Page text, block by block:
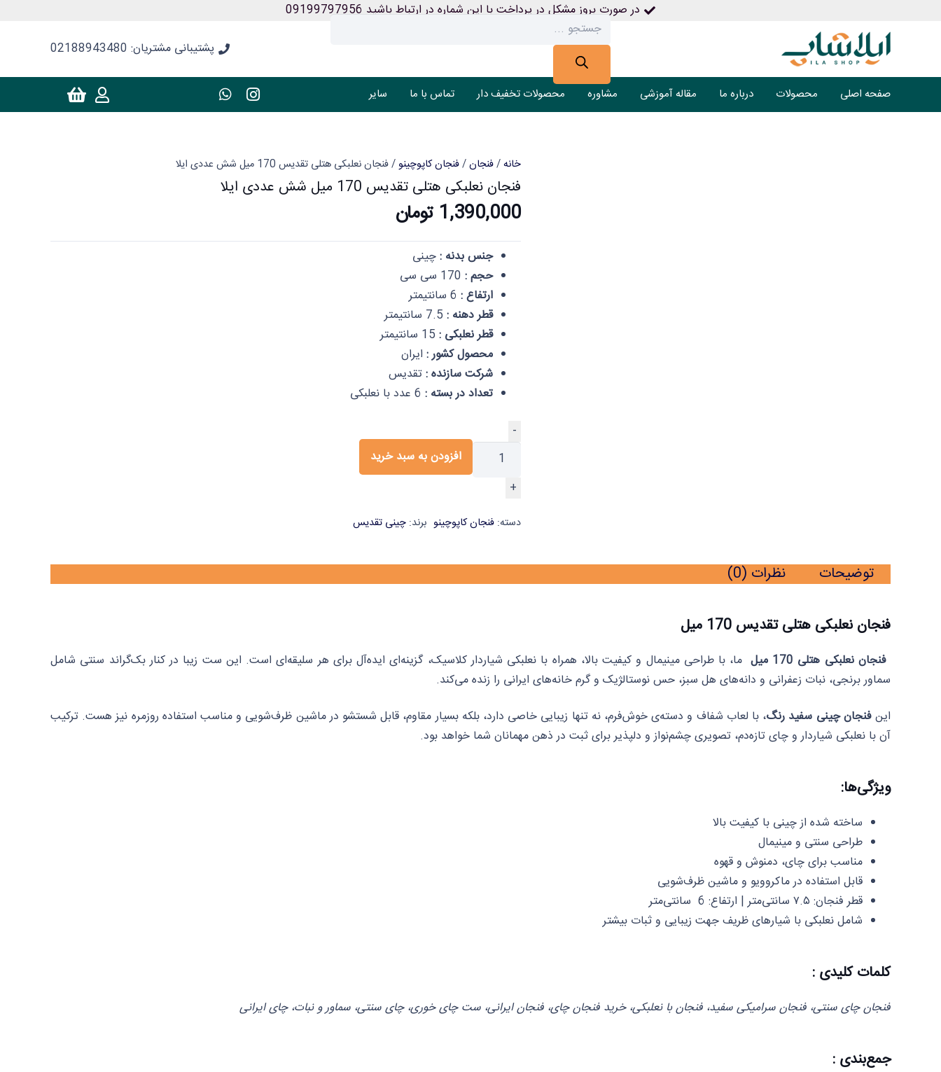
در صورت بروز مشکل در پرداخت با این شماره در ارتباط باشید 09199797956
Products
search
پشتیبانی مشتریان: 02188943480
صفحه اصلی محصولات درباره ما مقاله آموزشی مشاوره محصولات تخفیف دار تماس با ما سایر
خانه/فنجان/فنجان کاپوچینو/ فنجان نعلبکی هتلی تقدیس 170 میل شش عددی ایلا
فنجان نعلبکی هتلی تقدیس 170 میل شش عددی ایلا
1,390,000 تومان
جنس بدنه :چینی
حجم :
ارتفاع :
قطر دهنه :
قطر نعلبکی :
محصول کشور : ایران
شرکت سازنده :تقدیس
تعداد در بسته :
عددی
ایلا
-
+
افزودن به سبد خرید
دسته: فنجان کاپوچینو برند: چینی تقدیس
توضیحات نظرات (0)
فنجان نعلبکی هتلی تقدیس 170 میل
فنجان نعلبکی هتلی 170 میل
ما، با طراحی مینیمال و کیفیت بالا، همراه با نعلبکی شیار‌دار کلاسیک، گزینه‌ای ایده‌آل برای هر سلیقه‌ای است. این ست زیبا در کنار بک‌گراند سنتی شامل
سماور برنجی، نبات زعفرانی و دانه‌های هل سبز، حس نوستالژیک و گرم خانه‌های ایرانی را زنده می‌کند.
اینفنجان چینی سفید رنگ، با لعاب شفاف و دسته‌ی خوش‌فرم، نه تنها زیبایی خاصی دارد، بلکه بسیار مقاوم، قابل شستشو در ماشین ظرف‌شویی و مناسب استفاده روزمره نیز هست. ترکیب
آن با نعلبکی شیار‌دار و چای تازه‌دم، تصویری چشم‌نواز و دلپذیر برای ثبت در ذهن مهمانان شما خواهد بود.
ویژگی‌ها:
ساخته شده از چینی با کیفیت بالا
طراحی سنتی و مینیمال
مناسب برای چای، دمنوش و قهوه
قابل استفاده در ماکروویو و ماشین ظرف‌شویی
قطر فنجان: ۷.۵ سانتی‌متر | ارتفاع: 6 سانتی‌متر
شامل نعلبکی با شیارهای ظریف جهت زیبایی و ثبات بیشتر
کلمات کلیدی :
فنجان چای سنتی، فنجان سرامیکی سفید، فنجان با نعلبکی، خرید فنجان چای، فنجان ایرانی، ست چای خوری، چای سنتی، سماور و نبات، چای ایرانی
جمع‌بندی :